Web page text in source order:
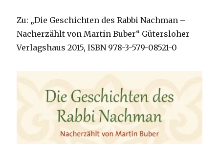
Zu: „Die Geschichten des Rabbi Nachman –
Nacherzählt von Martin Buber“ Gütersloher
Verlagshaus 2015, ISBN 978-3-579-08521-0